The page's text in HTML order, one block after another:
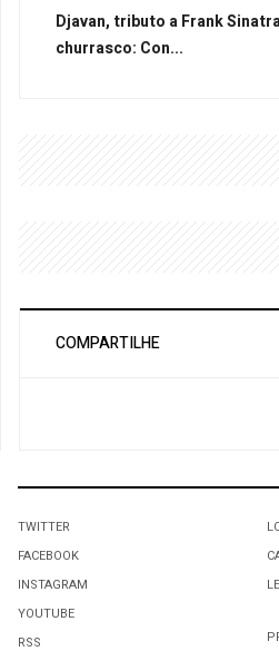
Djavan, tributo a Frank
churrasco: Con...
COMPARTILHE
TWITTER
FACEBOOK
INSTAGRAM
YOUTUBE
RSS